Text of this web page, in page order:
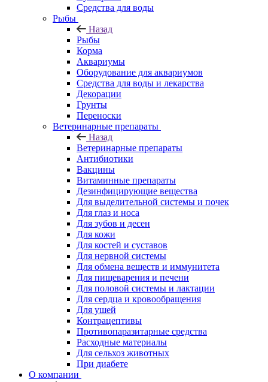
Средства для воды
Рыбы
Назад
Рыбы
Корма
Аквариумы
Оборудование для аквариумов
Средства для воды и лекарства
Декорации
Грунты
Переноски
Ветеринарные препараты
Назад
Ветеринарные препараты
Антибиотики
Вакцины
Витаминные препараты
Дезинфицирующие вещества
Для выделительной системы и почек
Для глаз и носа
Для зубов и десен
Для кожи
Для костей и суставов
Для нервной системы
Для обмена веществ и иммунитета
Для пищеварения и печени
Для половой системы и лактации
Для сердца и кровообращения
Для ушей
Контрацептивы
Противопаразитарные средства
Расходные материалы
Для сельхоз животных
При диабете
О компании